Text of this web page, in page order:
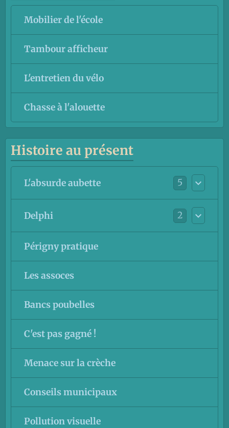
Mobilier de l'école
Tambour afficheur
L'entretien du vélo
Chasse à l'alouette
Histoire au présent
L'absurde aubette 5
Delphi 2
Périgny pratique
Les assoces
Bancs poubelles
C'est pas gagné !
Menace sur la crèche
Conseils municipaux
Pollution visuelle